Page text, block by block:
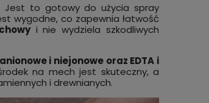
Spray na KOMARY, MESZKI i KLESZCZE
9,79 zł do koszyka
Jest to gotowy do użycia spray
wygodne, co zapewnia łatwość
i nie wydziela szkodliwych
i niejonowe oraz EDTA i
na mech jest skuteczny, a
i drewnianych.